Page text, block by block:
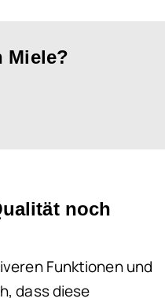
Miele?
noch
Funktionen und
dass diese